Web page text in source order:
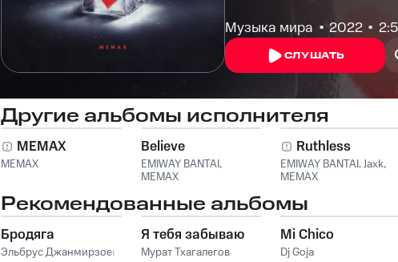
Музыка мира 2022
СЛУШАТЬ
Другие альбомы исполнителя
MEMAX
MEMAX
Believe
EMIWAY BANTAI,
MEMAX
Ruthless
EMIWAY BANTAI,Jaxk,
MEMAX
Рекомендованные альбомы
Бродяга
Эльбрус Джанмирзоев
Я тебя забываю
Мурат Тхагалегов
Mi Chico
Dj Goja